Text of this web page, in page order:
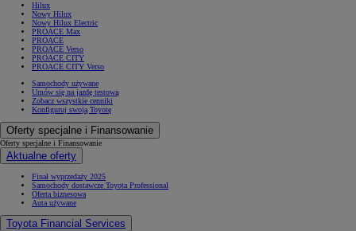
Hilux
Nowy Hilux
Nowy Hilux Electric
PROACE Max
PROACE
PROACE Verso
PROACE CITY
PROACE CITY Verso
Samochody używane
Umów się na jazdę testową
Zobacz wszystkie cenniki
Konfiguruj swoją Toyotę
Oferty specjalne i Finansowanie
Oferty specjalne i Finansowanie
Aktualne oferty
Finał wyprzedaży 2025
Samochody dostawcze Toyota Professional
Oferta biznesowa
Auta używane
Toyota Financial Services